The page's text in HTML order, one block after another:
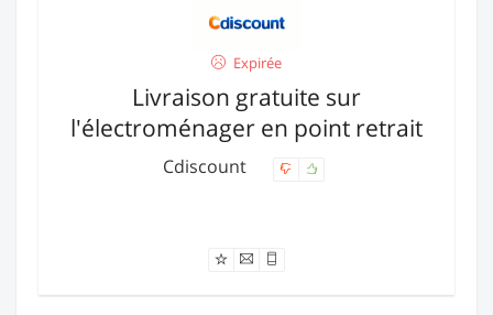
Expirée
Livraison gratuite sur
l'électroménager en point retrait
Cdiscount